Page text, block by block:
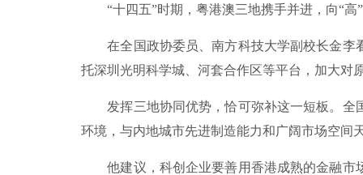
“十四五”时期，粤港澳三地携手并进，向“高”
在全国政协委员、南方科技大学副校长金李
托深圳光明科学城、河套合作区等平台，加大对
发挥三地协同优势，恰可弥补这一短板。全
环境，与内地城市先进制造能力和广阔市场空间
他建议，科创企业要善用香港成熟的金融市